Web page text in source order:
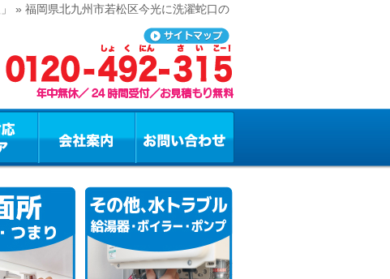
» 福岡県北九州市若松区今光に洗濯蛇口の